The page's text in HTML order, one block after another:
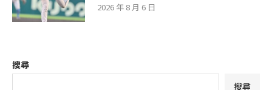
2026 年 8 月 6 日
搜尋
搜尋